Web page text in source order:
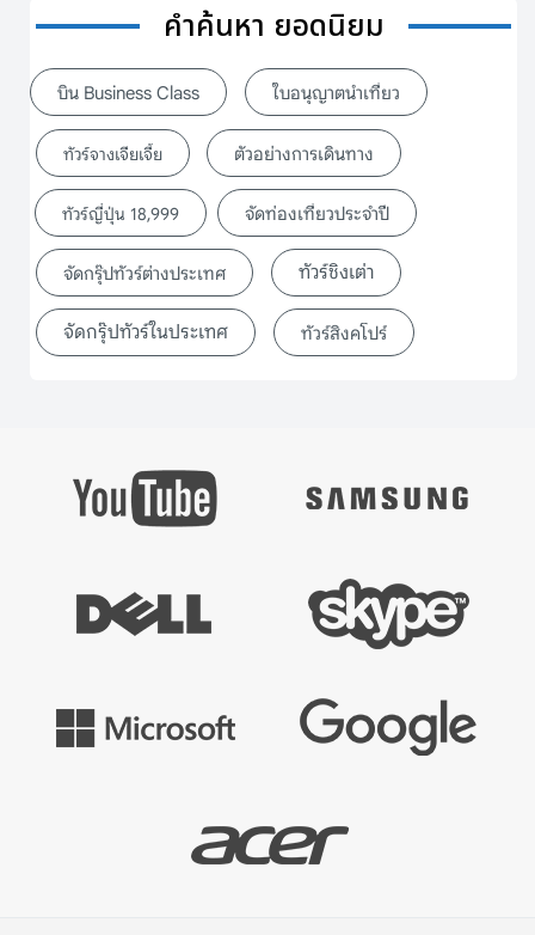
คำค้นหา ยอดนิยม
บิน Business Class ใบอนุญาตนำเที่ยว
ทัวร์จางเจียเจี้ย ตัวอย่างการเดินทาง
ทัวร์ญี่ปุ่น 18,999 จัดท่องเที่ยวประจำปี
จัดกรุ๊ปทัวร์ต่างประเทศ ทัวร์ชิงเต่า
จัดกรุ๊ปทัวร์ในประเทศ ทัวร์สิงคโปร์